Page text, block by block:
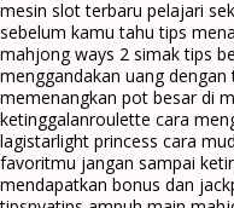
mesin slot terbaru pelajari
sebelum kamu tahu tips
mahjong ways 2 simak tips
menggandakan uang dengan
memenangkan pot besar di
ketinggalanroulette cara
lagistarlight princess cara
favoritmu jangan sampai
mendapatkan bonus dan